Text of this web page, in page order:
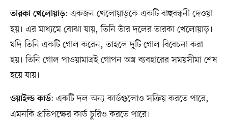
তারকা খেলোয়াড়: একজন খেলোয়াড়কে একটি বাহুবন্ধনী দেওয়া
হয়। এর মাধ্যমে বোঝা যায়, তিনি তাঁর দলের তারকা খেলোয়াড়।
যদি তিনি একটি গোল করেন, তাহলে দুটি গোল বিবেচনা করা
হয়। তিনি গোল পাওয়ামাত্রই গোপন অস্ত্র ব্যবহারের সময়সীমা শেষ
হয়ে যায়।
ওয়াইল্ড কার্ড: একটি দল অন্য কার্ডগুলোও সক্রিয় করতে পারে,
এমনকি প্রতিপক্ষের কার্ড চুরিও করতে পারে।